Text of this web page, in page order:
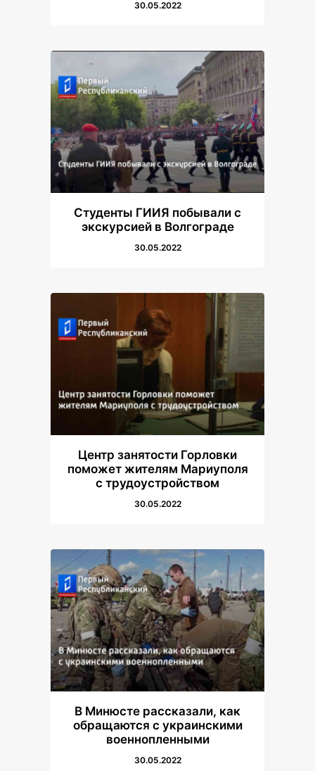
30.05.2022
Студенты ГИИЯ побывали с
экскурсией в Волгограде
30.05.2022
Центр занятости Горловки
поможет жителям Мариуполя
с трудоустройством
30.05.2022
В Минюсте рассказали, как
обращаются с украинскими
военнопленными
30.05.2022